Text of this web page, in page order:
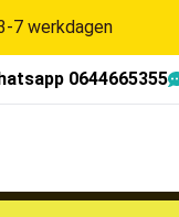
7 werkdagen
0644665355